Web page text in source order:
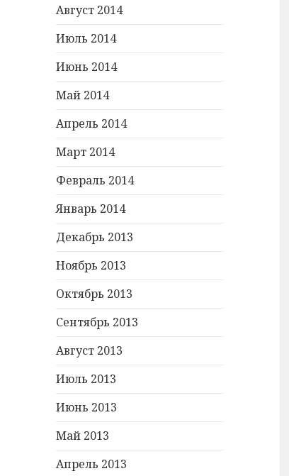
Август 2014
Июль 2014
Июнь 2014
Май 2014
Апрель 2014
Март 2014
Февраль 2014
Январь 2014
Декабрь 2013
Ноябрь 2013
Октябрь 2013
Сентябрь 2013
Август 2013
Июль 2013
Июнь 2013
Май 2013
Апрель 2013